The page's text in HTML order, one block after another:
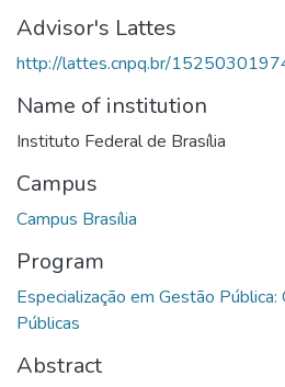
Advisor's Lattes
http://lattes.cnpq.br/
Name of institution
Instituto Federal de Brasília
Campus
Campus Brasília
Program
Especialização em Gestão
Públicas
Abstract